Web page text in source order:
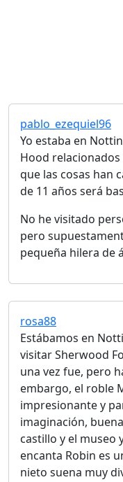
pablo_ezequiel96
Yo estaba en
Hood
que las cosas han
de 11 años será
No he visitado
pero
pequeña hilera de
rosa88
Estábamos en
visitar Sherwood
una vez fue, pero
embargo, el roble
impresionante y
imaginación,
castillo y el museo
encanta Robin es
nieto suena muy